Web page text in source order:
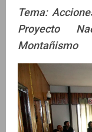
Tema:
Proyecto
Montañismo